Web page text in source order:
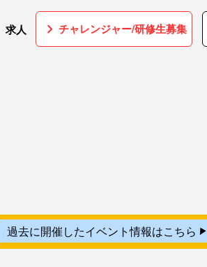
求人 chevron_right チャレンジャー/研修生募集
過去に開催したイベント情報はこちら▼